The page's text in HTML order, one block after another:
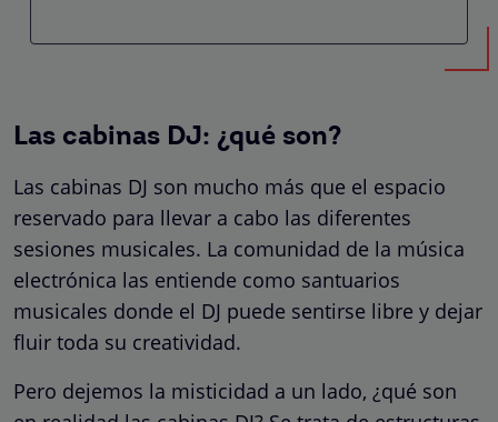
Las cabinas DJ: ¿qué son?
Las cabinas DJ son mucho más que el espacio
reservado para llevar a cabo las diferentes
sesiones musicales. La comunidad de la música
electrónica las entiende como santuarios
musicales donde el DJ puede sentirse libre y dejar
fluir toda su creatividad.
Pero dejemos la misticidad a un lado, ¿qué son